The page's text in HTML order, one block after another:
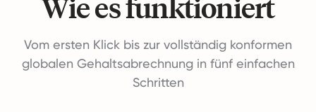
Vom ersten Klick bis zur vollständig konformen
globalen Gehaltsabrechnung in fünf einfachen
Schritten